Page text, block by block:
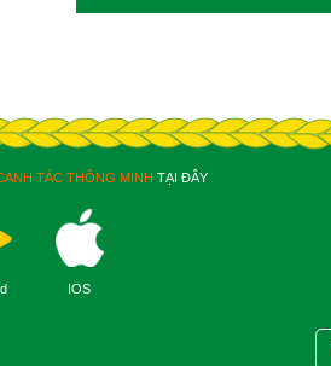
TÁC THÔNG MINH TẠI ĐÂY
IOS